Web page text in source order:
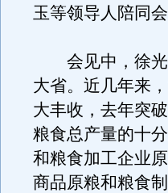
玉等领导人陪同会
会见中，徐光
大省。近几年来
大丰收，去年突
粮食总产量的十
和粮食加工企业
商品原粮和粮食制